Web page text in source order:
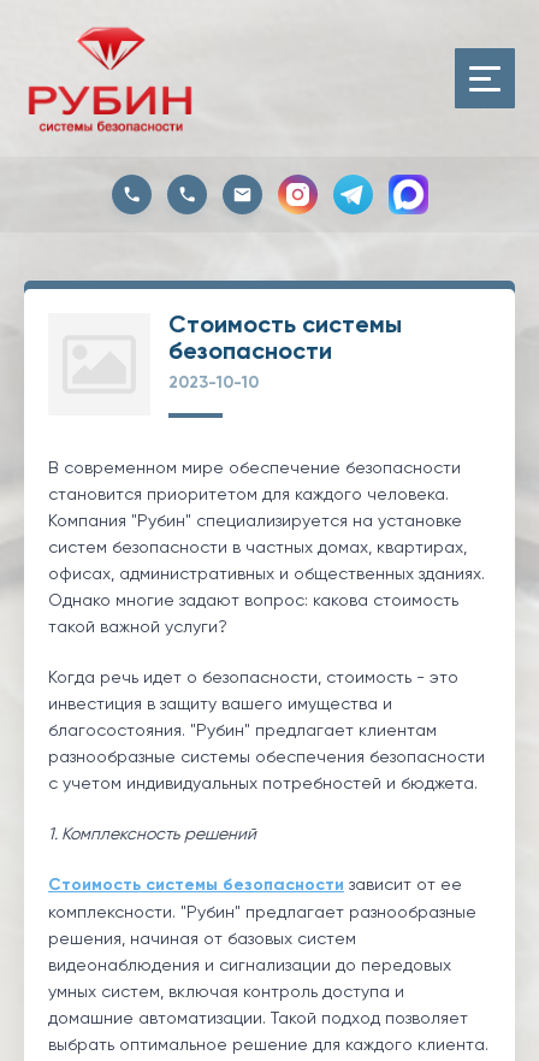
Стоимость системы
безопасности
2023-10-10
В современном мире обеспечение безопасности
становится приоритетом для каждого человека.
Компания "Рубин" специализируется на установке
систем безопасности в частных домах, квартирах,
офисах, административных и общественных зданиях.
Однако многие задают вопрос: какова стоимость
такой важной услуги?
Когда речь идет о безопасности, стоимость - это
инвестиция в защиту вашего имущества и
благосостояния. "Рубин" предлагает клиентам
разнообразные системы обеспечения безопасности
с учетом индивидуальных потребностей и бюджета.
1. Комплексность решений
Стоимость системы безопасности зависит от ее
комплексности. "Рубин" предлагает разнообразные
решения, начиная от базовых систем
видеонаблюдения и сигнализации до передовых
умных систем, включая контроль доступа и
домашние автоматизации. Такой подход позволяет
выбрать оптимальное решение для каждого клиента.